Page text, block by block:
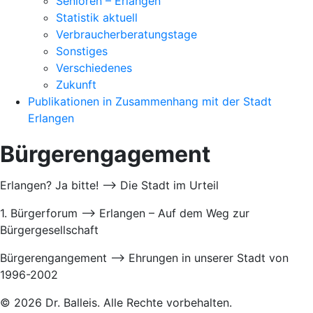
Statistik aktuell
Verbraucherberatungstage
Sonstiges
Verschiedenes
Zukunft
Publikationen in Zusammenhang mit der Stadt
Erlangen
Bürgerengagement
Erlangen? Ja bitte! –> Die Stadt im Urteil
1. Bürgerforum –> Erlangen – Auf dem Weg zur
Bürgergesellschaft
Bürgerengangement –> Ehrungen in unserer Stadt von
1996-2002
© 2026 Dr. Balleis. Alle Rechte vorbehalten.